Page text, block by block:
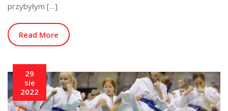
przybyłym […]
Read More
29
sie
2022